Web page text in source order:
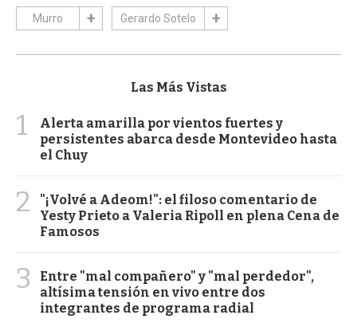
Murro Gerardo Sotelo
Las Más Vistas
1
Alerta amarilla por vientos fuertes y
persistentes abarca desde Montevideo hasta
el Chuy
2
"¡Volvé a Adeom!": el filoso comentario de
Yesty Prieto a Valeria Ripoll en plena Cena de
Famosos
3
Entre "mal compañero" y "mal perdedor",
altísima tensión en vivo entre dos
integrantes de programa radial